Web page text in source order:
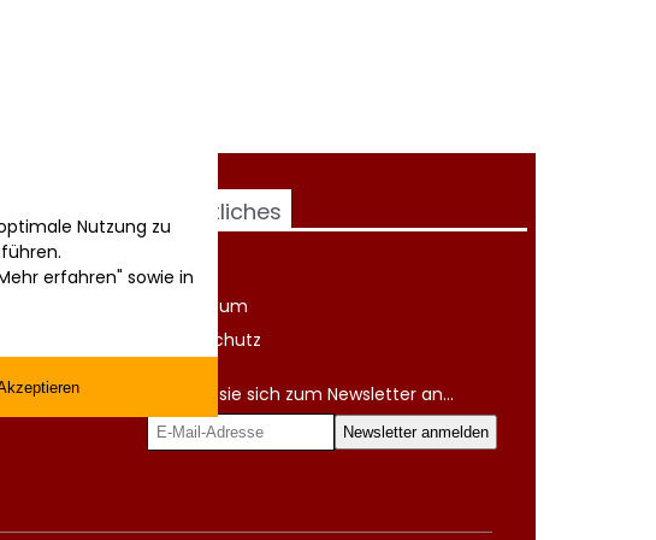
Rechtliches
AGB
Impressum
Datenschutz
Melden sie sich zum Newsletter an...
Nutzung zu
erfahren" sowie in